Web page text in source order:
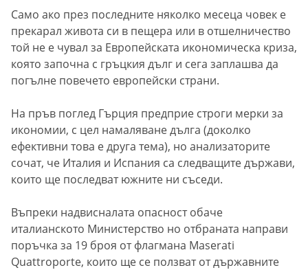
Само ако през последните няколко месеца човек е
прекарал живота си в пещера или в отшелничество
той не е чувал за Европейската икономическа криза,
която започна с гръцкия дълг и сега заплашва да
погълне повечето европейски страни.
На пръв поглед Гърция предприе строги мерки за
икономии, с цел намаляване дълга (доколко
ефективни това е друга тема), но анализаторите
сочат, че Италия и Испания са следващите държави,
които ще последват южните ни съседи.
Въпреки надвисналата опасност обаче
италианското Министерство но отбраната направи
поръчка за 19 броя от флагмана Maserati
Quattroporte, които ще се ползват от държавните